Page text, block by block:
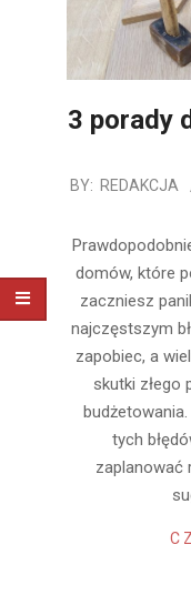
3 porady
2020-
14
BY: REDAKCJA
domów, które
zaczniesz
najczęstszym
zapobiec, a
skutki złego
tych
zaplanować